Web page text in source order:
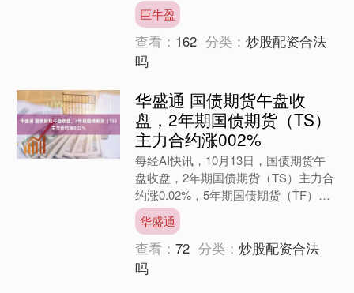
彩烟带，整个中国都在尖叫！9月3日
这个注定载入史册的日....
巨牛盈
查看： 162 分类：炒股配资合法
吗
华盛通 国债期货午盘收
盘，2年期国债期货（TS）
主力合约涨002%
每经AI快讯，10月13日，国债期货午
盘收盘，2年期国债期货（TS）主力合
约涨0.02%，5年期国债期货（TF）主
力合约涨0.03%，10年期国债期货
（T）主力....
华盛通
查看：72 分类：炒股配资合法
吗